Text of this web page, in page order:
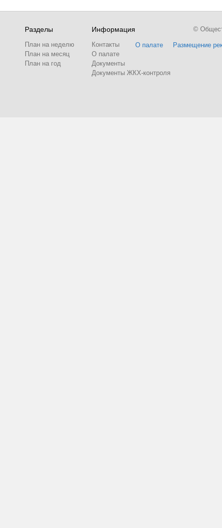
Разделы
План на неделю
План на месяц
План на год
Информация
Контакты
О палате
Документы
Документы ЖКХ-контроля
О палате Размещение
©